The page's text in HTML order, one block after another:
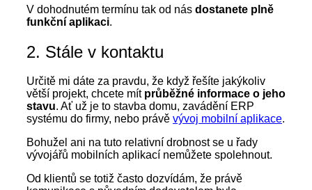
V dohodnutém termínu tak od nás dostanete plně
funkční aplikaci.
2. Stále v kontaktu
Určitě mi dáte za pravdu, že když řešíte jakýkoliv
větší projekt, chcete mít průběžné informace o jeho
stavu. Ať už je to stavba domu, zavádění ERP
systému do firmy, nebo právě vývoj mobilní aplikace.
Bohužel ani na tuto relativní drobnost se u řady
vývojářů mobilních aplikací nemůžete spolehnout.
Od klientů se totiž často dozvídám, že právě